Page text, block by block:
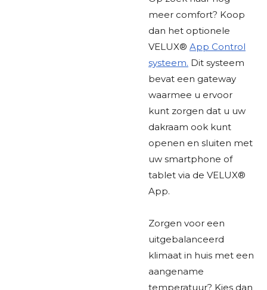
meer comfort? Koop
dan het optionele
VELUX® App Control
systeem. Dit systeem
bevat een gateway
waarmee u ervoor
kunt zorgen dat u uw
dakraam ook kunt
openen en sluiten met
uw smartphone of
tablet via de VELUX®
App.
Zorgen voor een
uitgebalanceerd
klimaat in huis met een
aangename
temperatuur? Kies dan